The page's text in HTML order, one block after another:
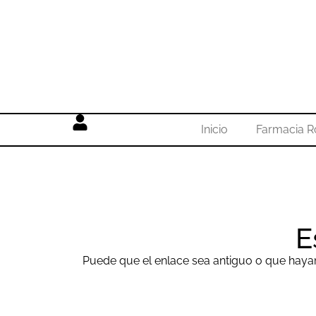
Inicio Farmacia
Puede que el enlace sea antiguo o que